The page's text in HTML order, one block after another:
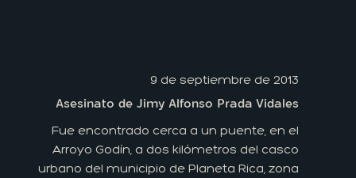
9 de septiembre de 2013
Asesinato de Jimy Alfonso Prada Vidales
Fue encontrado cerca a un puente, en el
Arroyo Godín, a dos kilómetros del casco
urbano del municipio de Planeta Rica, zona